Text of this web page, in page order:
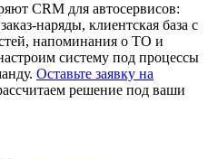
CRM для автосервисов:
наряды, клиентская база с
напоминания о ТО и
систему под процессы
Оставьте заявку на
решение под ваши